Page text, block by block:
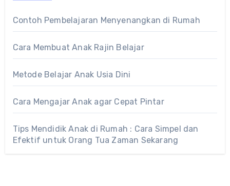
Contoh Pembelajaran Menyenangkan di Rumah
Cara Membuat Anak Rajin Belajar
Metode Belajar Anak Usia Dini
Cara Mengajar Anak agar Cepat Pintar
Tips Mendidik Anak di Rumah : Cara Simpel dan
Efektif untuk Orang Tua Zaman Sekarang